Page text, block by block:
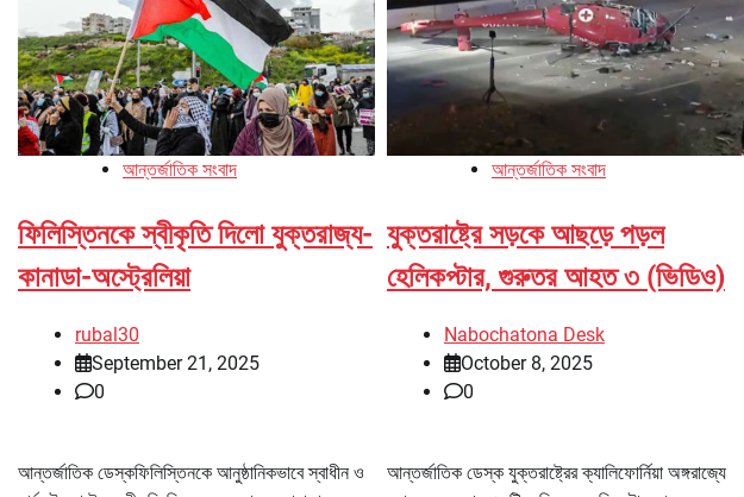
আন্তর্জাতিক সংবাদ
ফিলিস্তিনকে স্বীকৃতি দিলো যুক্তরাজ্য-
কানাডা-অস্ট্রেলিয়া
rubal30
September 21, 2025
0
আন্তর্জাতিক ডেস্কফিলিস্তিনকে আনুষ্ঠানিকভাবে স্বাধীন ও
আন্তর্জাতিক সংবাদ
যুক্তরাষ্ট্রে সড়কে আছড়ে পড়ল
হেলিকপ্টার, গুরুতর আহত ৩ (ভিডিও)
Nabochatona Desk
October 8, 2025
0
আন্তর্জাতিক ডেস্ক যুক্তরাষ্ট্রের ক্যালিফোর্নিয়া অঙ্গরাজ্যে